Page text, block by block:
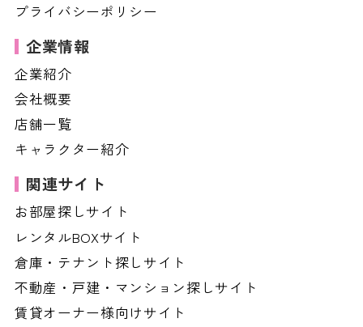
プライバシーポリシー
企業情報
企業紹介
会社概要
店舗一覧
キャラクター紹介
関連サイト
お部屋探しサイト
レンタルBOXサイト
倉庫・テナント探しサイト
不動産・戸建・マンション探しサイト
賃貸オーナー様向けサイト